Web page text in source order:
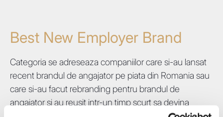
Best New Employer Brand
Categoria se adreseaza companiilor care si-au lansat
recent brandul de angajator pe piata din Romania sau
care si-au facut rebranding pentru brandul de
angajator si au reusit intr-un timp scurt sa devina